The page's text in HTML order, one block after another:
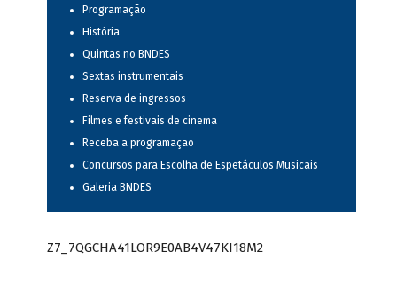
Programação
História
Quintas no BNDES
Sextas instrumentais
Reserva de ingressos
Filmes e festivais de cinema
Receba a programação
Concursos para Escolha de Espetáculos Musicais
Galeria BNDES
Z7_7QGCHA41LOR9E0AB4V47KI18M2